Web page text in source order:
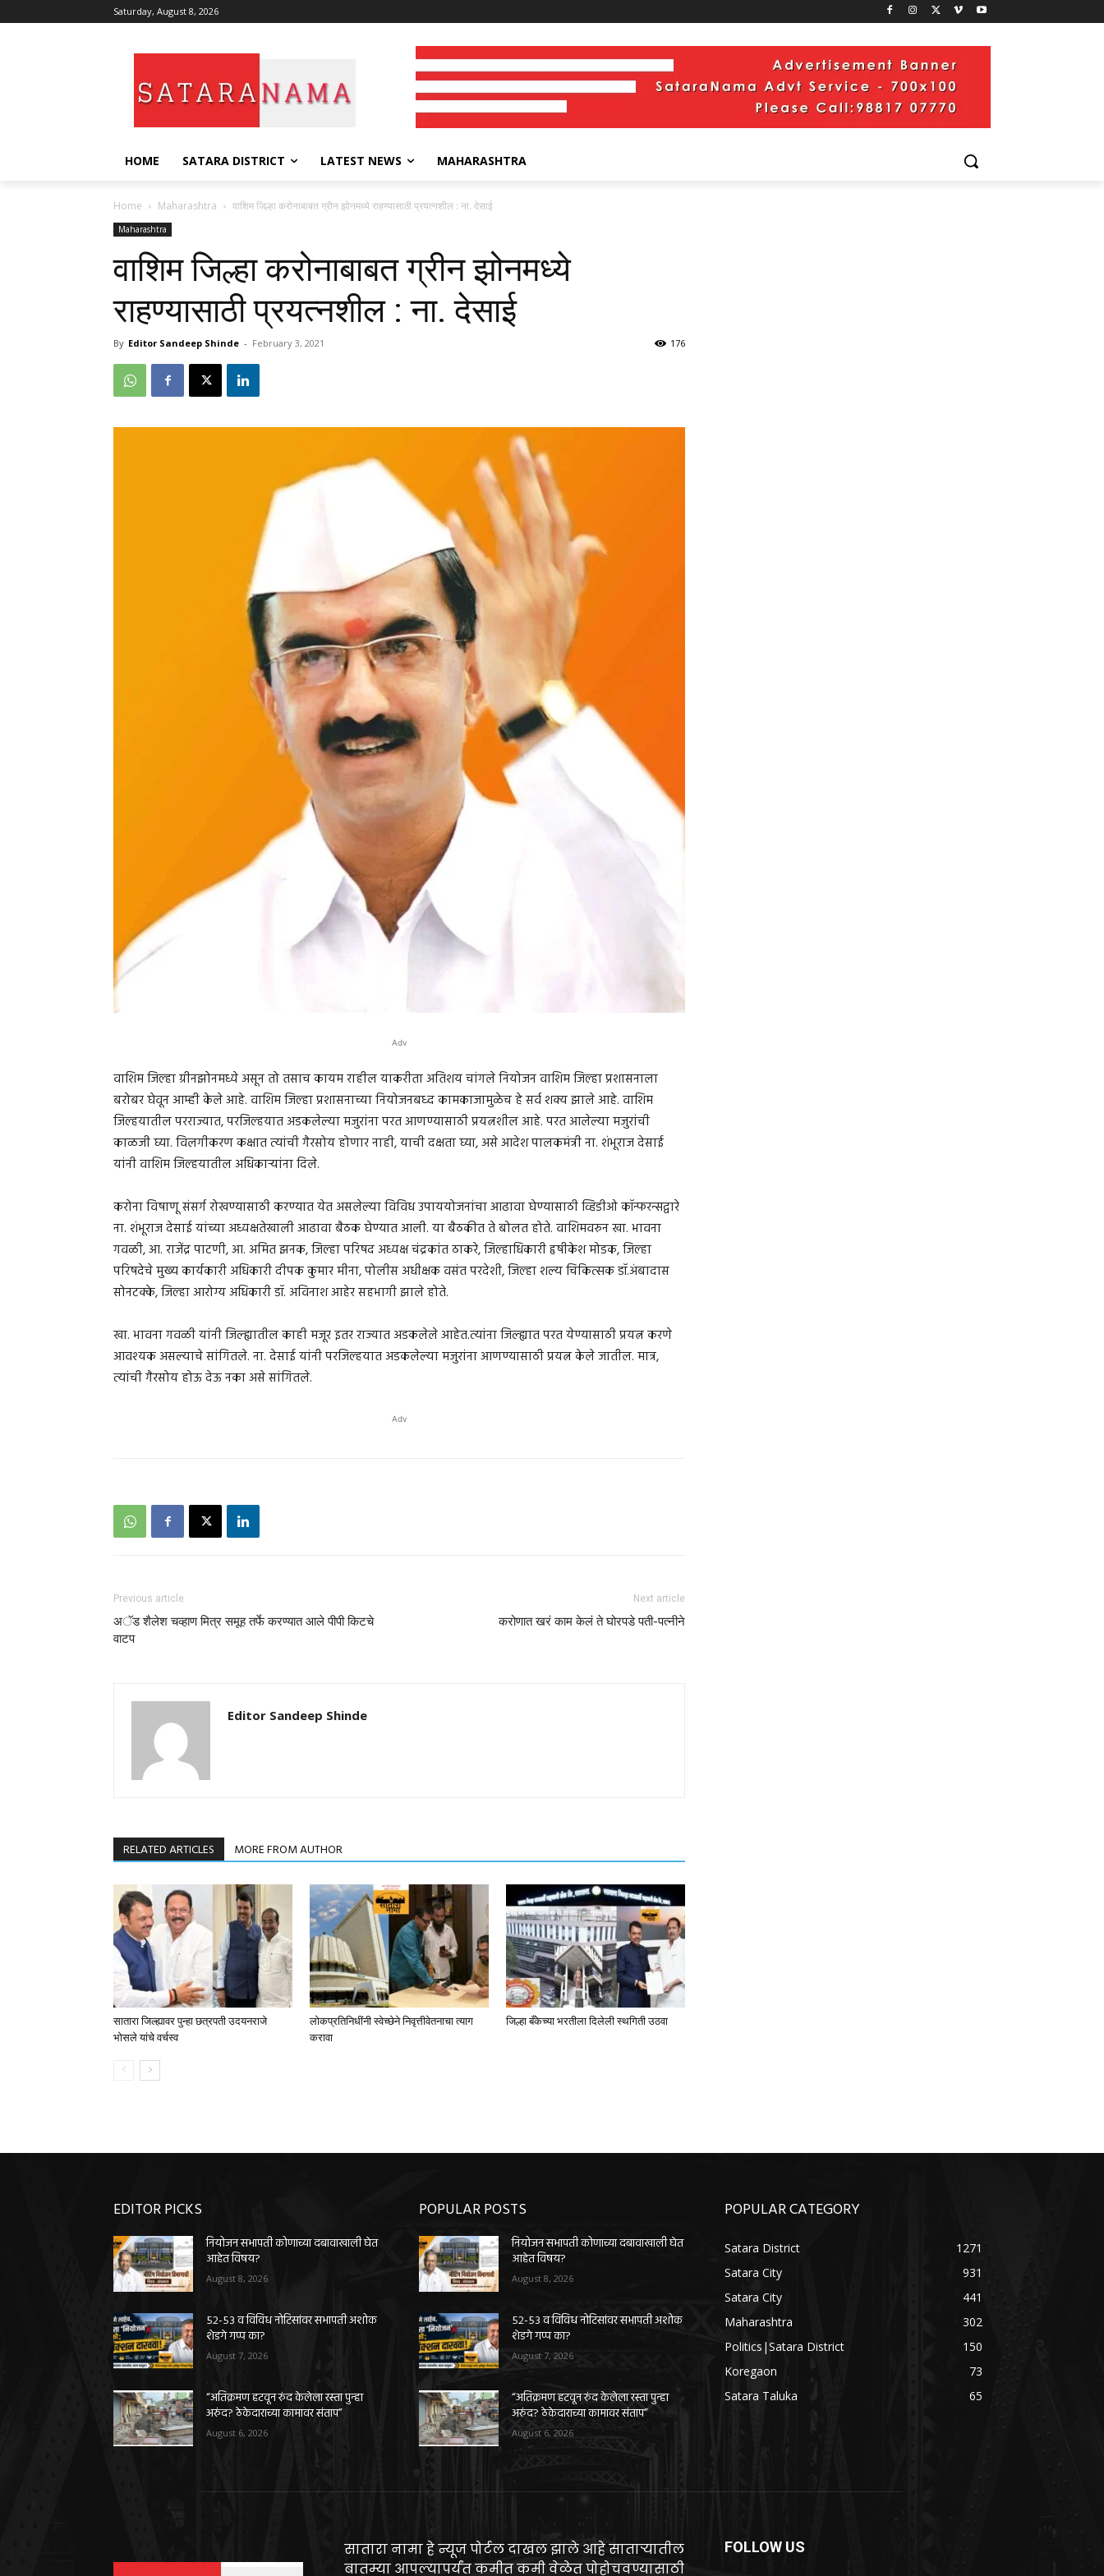
Saturday, August 8, 2026
HOME SATARA DISTRICT LATEST NEWS MAHARASHTRA
Home Maharashtra वाशिम जिल्हा करोनाबाबत ग्रीन झोनमध्ये राहण्यासाठी प्रयत्नशील : ना. देसाई
Maharashtra
वाशिम जिल्हा करोनाबाबत ग्रीन झोनमध्ये
राहण्यासाठी प्रयत्नशील : ना. देसाई
By Editor Sandeep Shinde - February 3, 2021 176
Adv
वाशिम जिल्हा ग्रीनझोनमध्ये असून तो तसाच कायम राहील याकरीता अतिशय चांगले नियोजन वाशिम जिल्हा प्रशासनाला
बरोबर घेवून आम्ही केले आहे. वाशिम जिल्हा प्रशासनाच्या नियोजनबध्द कामकाजामुळेच हे सर्व शक्‍य झाले आहे. वाशिम
जिल्हयातील परराज्यात, परजिल्हयात अडकलेल्या मजुरांना परत आणण्यासाठी प्रयत्नशील आहे. परत आलेल्या मजुरांची
काळजी घ्या. विलगीकरण कक्षात त्यांची गैरसोय होणार नाही, याची दक्षता घ्या, असे आदेश पालकमंत्री ना. शंभूराज देसाई
यांनी वाशिम जिल्हयातील अधिकाऱ्यांना दिले.
करोना विषाणू संसर्ग रोखण्यासाठी करण्यात येत असलेल्या विविध उपाययोजनांचा आढावा घेण्यासाठी व्हिडीओ कॉन्फरन्सद्वारे
ना. शंभूराज देसाई यांच्या अध्यक्षतेखाली आढावा बैठक घेण्यात आली. या बैठकीत ते बोलत होते. वाशिमवरुन खा. भावना
गवळी, आ. राजेंद्र पाटणी, आ. अमित झनक, जिल्हा परिषद अध्यक्ष चंद्रकांत ठाकरे, जिल्हाधिकारी हृषीकेश मोडक, जिल्हा
परिषदेचे मुख्य कार्यकारी अधिकारी दीपक कुमार मीना, पोलीस अधीक्षक वसंत परदेशी, जिल्हा शल्य चिकित्सक डॉ.अंबादास
सोनटक्के, जिल्हा आरोग्य अधिकारी डॉ. अविनाश आहेर सहभागी झाले होते.
खा. भावना गवळी यांनी जिल्ह्यातील काही मजूर इतर राज्यात अडकलेले आहेत.त्यांना जिल्ह्यात परत येण्यासाठी प्रयत्न करणे
आवश्‍यक असल्याचे सांगितले. ना. देसाई यांनी परजिल्हयात अडकलेल्या मजुरांना आणण्यासाठी प्रयत्न केले जातील. मात्र,
त्यांची गैरसोय होऊ देऊ नका असे सांगितले.
Adv
Previous article
अॅड शैलेश चव्हाण मित्र समूह तर्फे करण्यात आले पीपी किटचे
वाटप
Next article
करोणात खरं काम केलं ते घोरपडे पती-पत्नीने
Editor Sandeep Shinde
RELATED ARTICLES MORE FROM AUTHOR
सातारा जिल्ह्यावर पुन्हा छत्रपती उदयनराजे
भोसले यांचे वर्चस्व
लोकप्रतिनिधींनी स्वेच्छेने निवृत्तीवेतनाचा त्याग
करावा
जिल्हा बँकेच्या भरतीला दिलेली स्थगिती उठवा
EDITOR PICKS
नियोजन सभापती कोणाच्या दबावाखाली घेत
आहेत विषय?
August 8, 2026
५२-५३ व विविध नोटिसांवर सभापती अशोक
शेडगे गप्प का?
August 7, 2026
“अतिक्रमण हटवून रुंद केलेला रस्ता पुन्हा
अरुंद? ठेकेदाराच्या कामावर संताप”
August 6, 2026
POPULAR POSTS
नियोजन सभापती कोणाच्या दबावाखाली घेत
आहेत विषय?
August 8, 2026
५२-५३ व विविध नोटिसांवर सभापती अशोक
शेडगे गप्प का?
August 7, 2026
“अतिक्रमण हटवून रुंद केलेला रस्ता पुन्हा
अरुंद? ठेकेदाराच्या कामावर संताप”
August 6, 2026
POPULAR CATEGORY
Satara District
1271
Satara City
931
Satara City
441
Maharashtra
302
Politics|Satara District
150
Koregaon
73
Satara Taluka
65
सातारा नामा हे न्यूज पोर्टल दाखल झाले आहे साताऱ्यातील
बातम्या आपल्यापर्यंत कमीत कमी वेळेत पोहोचवण्यासाठी
FOLLOW US